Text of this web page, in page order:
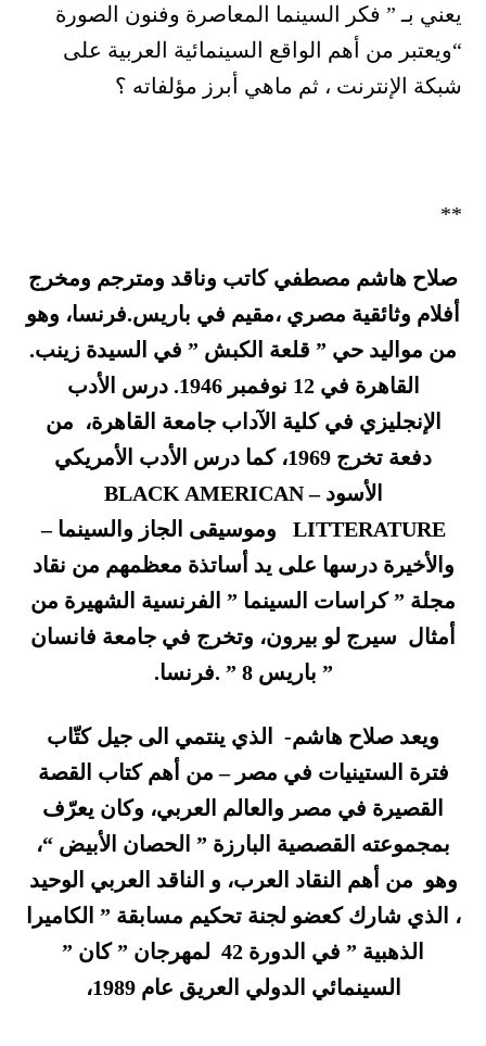
يعني بـ ” فكر السينما المعاصرة وفنون الصورة
“ويعتبر من أهم الواقع السينمائية العربية على
شبكة الإنترنت ، ثم ماهي أبرز مؤلفاته ؟
**
صلاح هاشم مصطفي كاتب وناقد ومترجم ومخرج
أفلام وثائقية مصري ،مقيم في باريس.فرنسا، وهو
من مواليد حي ” قلعة الكبش ” في السيدة زينب.
القاهرة في 12 نوفمبر 1946. درس الأدب
الإنجليزي في كلية الآداب جامعة القاهرة، من
دفعة تخرج 1969، كما درس الأدب الأمريكي
الأسود – BLACK AMERICAN
LITTERATURE وموسيقى الجاز والسينما –
والأخيرة درسها على يد أساتذة معظمهم من نقاد
مجلة ” كراسات السينما ” الفرنسية الشهيرة من
أمثال سيرج لو بيرون، وتخرج في جامعة فانسان
” باريس 8 ” .فرنسا.
ويعد صلاح هاشم- الذي ينتمي الى جيل كتّاب
فترة الستينيات في مصر – من أهم كتاب القصة
القصيرة في مصر والعالم العربي، وكان يعرّف
بمجموعته القصصية البارزة ” الحصان الأبيض “،
وهو من أهم النقاد العرب، و الناقد العربي الوحيد
، الذي شارك كعضو لجنة تحكيم مسابقة ” الكاميرا
الذهبية ” في الدورة 42 لمهرجان ” كان ”
السينمائي الدولي العريق عام 1989،